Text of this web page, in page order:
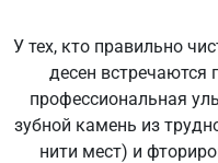
У тех, кто правильно
десен встречаются
профессиональная
зубной камень из
нити мест) и